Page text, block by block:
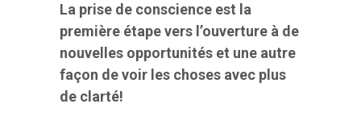
La prise de conscience est la
première étape vers l’ouverture à de
nouvelles opportunités et une autre
façon de voir les choses avec plus
de clarté!